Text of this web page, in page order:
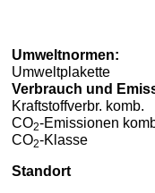
Umweltnormen:
Umweltplakette
Verbrauch und
Kraftstoffverbr. komb.
CO2-Emissionen
CO2-Klasse
Standort